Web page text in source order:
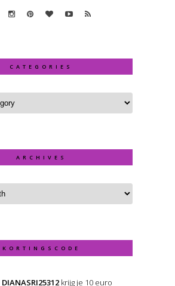
CATEGORIES
ARCHIVES
KORTINGSCODE
DIANASRI25312krijg je 10 euro